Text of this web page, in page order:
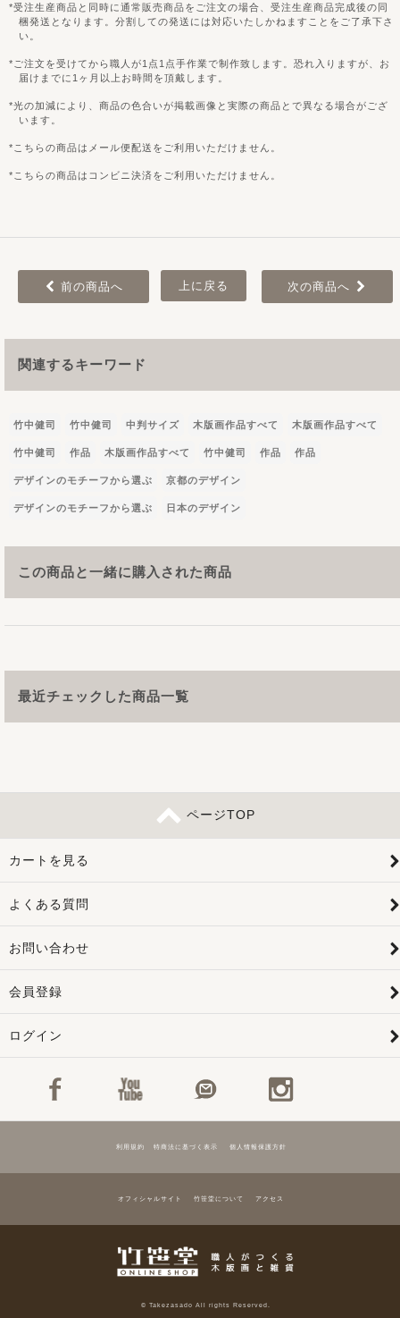
受注生産商品と同時に通常販売商品をご注文の場合、受注生産商品完成後の同
梱発送となります。分割しての発送には対応いたしかねますことをご了承下さ
い。
ご注文を受けてから職人が1点1点手作業で制作致します。恐れ入りますが、お
届けまでに1ヶ月以上お時間を頂戴します。
光の加減により、商品の色合いが掲載画像と実際の商品とで異なる場合がござ
います。
こちらの商品はメール便配送をご利用いただけません。
こちらの商品はコンビニ決済をご利用いただけません。
前の商品へ 上に戻る 次の商品へ
関連するキーワード
竹中健司 竹中健司 中判サイズ 木版画作品すべて 木版画作品すべて
竹中健司 作品 木版画作品すべて 竹中健司 作品 作品
デザインのモチーフから選ぶ 京都のデザイン
デザインのモチーフから選ぶ 日本のデザイン
この商品と一緒に購入された商品
最近チェックした商品一覧
ページTOP
カートを見る
よくある質問
お問い合わせ
会員登録
ログイン
利用規約 特商法に基づく表示 個人情報保護方針
オフィシャルサイト 竹笹堂について アクセス
© Takezasado All rights Reserved.